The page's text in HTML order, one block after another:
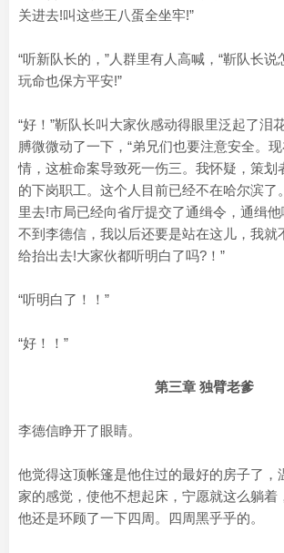
关进去!叫这些王八蛋全坐牢!”
“听新队长的，”人群里有人高喊，“靳队长说
玩命也保方平安!”
“好！”靳队长叫大家伙感动得眼里泛起了泪
膊微微动了一下，“弟兄们也要注意安全。
情，这桩命案导致死一伤三。我怀疑，策划
的下岗职工。这个人目前已经不在哈尔滨了
里去!市局已经向省厅提交了通缉令，通缉
不到李德信，我以后还要是站在这儿，我就
给抬出去!大家伙都听明白了吗?！”
“听明白了！！”
“好！！”
第三章 独臂老爹
李德信睁开了眼睛。
他觉得这顶帐篷是他住过的最好的房子了，
家的感觉，使他不想起床，宁愿就这么躺着
他还是环顾了一下四周。四周黑乎乎的。